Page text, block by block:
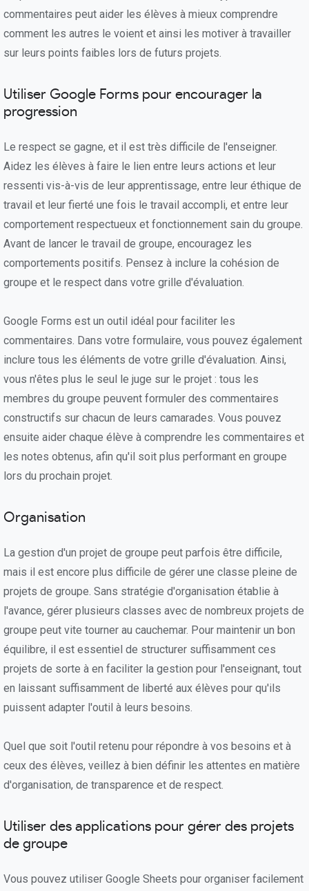
commentaires peut aider les élèves à mieux comprendre
comment les autres le voient et ainsi les motiver à travailler
sur leurs points faibles lors de futurs projets.
Utiliser Google Forms pour encourager la
progression
Le respect se gagne, et il est très difficile de l'enseigner.
Aidez les élèves à faire le lien entre leurs actions et leur
ressenti vis-à-vis de leur apprentissage, entre leur éthique de
travail et leur fierté une fois le travail accompli, et entre leur
comportement respectueux et fonctionnement sain du groupe.
Avant de lancer le travail de groupe, encouragez les
comportements positifs. Pensez à inclure la cohésion de
groupe et le respect dans votre grille d'évaluation.
Google Forms est un outil idéal pour faciliter les
commentaires. Dans votre formulaire, vous pouvez également
inclure tous les éléments de votre grille d'évaluation. Ainsi,
vous n'êtes plus le seul le juge sur le projet : tous les
membres du groupe peuvent formuler des commentaires
constructifs sur chacun de leurs camarades. Vous pouvez
ensuite aider chaque élève à comprendre les commentaires et
les notes obtenus, afin qu'il soit plus performant en groupe
lors du prochain projet.
Organisation
La gestion d'un projet de groupe peut parfois être difficile,
mais il est encore plus difficile de gérer une classe pleine de
projets de groupe. Sans stratégie d'organisation établie à
l'avance, gérer plusieurs classes avec de nombreux projets de
groupe peut vite tourner au cauchemar. Pour maintenir un bon
équilibre, il est essentiel de structurer suffisamment ces
projets de sorte à en faciliter la gestion pour l'enseignant, tout
en laissant suffisamment de liberté aux élèves pour qu'ils
puissent adapter l'outil à leurs besoins.
Quel que soit l'outil retenu pour répondre à vos besoins et à
ceux des élèves, veillez à bien définir les attentes en matière
d'organisation, de transparence et de respect.
Utiliser des applications pour gérer des projets
de groupe
Vous pouvez utiliser Google Sheets pour organiser facilement